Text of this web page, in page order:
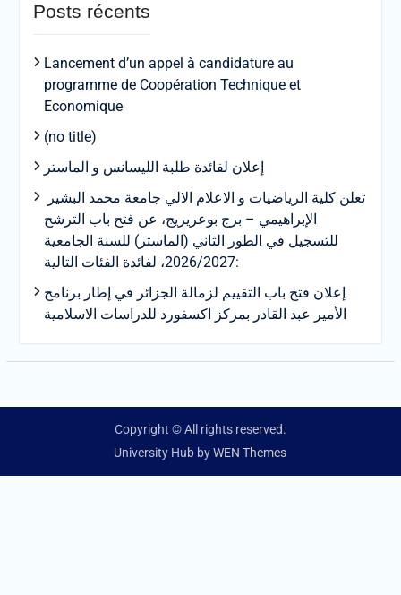
Posts récents
Lancement d’un appel à candidature au
programme de Coopération Technique et
Economique
(no title)
إعلان لفائدة طلبة الليسانس و الماستر
الإبراهيمي – برج بوعريريج، عن فتح باب الترشح
للتسجيل في الطور الثاني (الماستر) للسنة الجامعية
2026/2027، لفائدة الفئات التالية:
إعلان فتح باب التقييم لزمالة الجزائر في إطار برنامج
الأمير عبد القادر بمركز اكسفورد للدراسات الاسلامية
Copyright © All rights reserved.
University Hub byWEN Themes